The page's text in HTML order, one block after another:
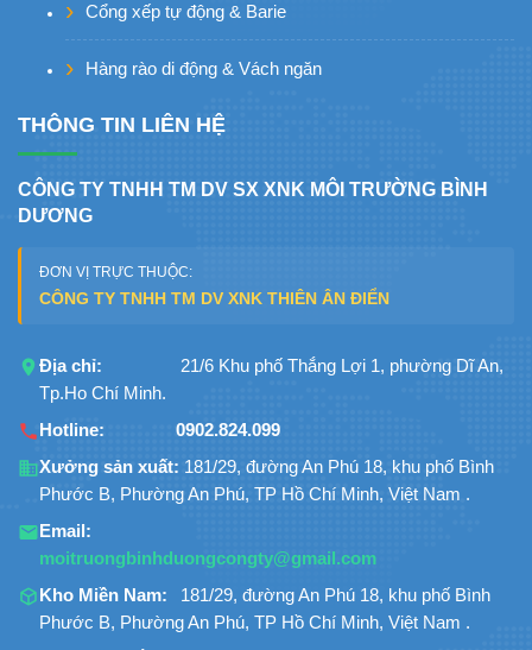
Cổng xếp tự động & Barie
Hàng rào di động & Vách ngăn
THÔNG TIN LIÊN HỆ
CÔNG TY TNHH TM DV SX XNK MÔI TRƯỜNG BÌNH
DƯƠNG
ĐƠN VỊ TRỰC THUỘC:
CÔNG TY TNHH TM DV XNK THIÊN ÂN ĐIỂN
Địa chỉ:
21/6 Khu phố Thắng Lợi 1, phường Dĩ An,
Tp.Ho Chí Minh.
Hotline:
0902.824.099
Xưởng sản xuất: 181/29, đường An Phú 18, khu phố Bình
Phước B, Phường An Phú, TP Hồ Chí Minh, Việt Nam .
Email:
moitruongbinhduongcongty@gmail.com
Kho Miền Nam:
181/29, đường An Phú 18, khu phố Bình
Phước B, Phường An Phú, TP Hồ Chí Minh, Việt Nam .